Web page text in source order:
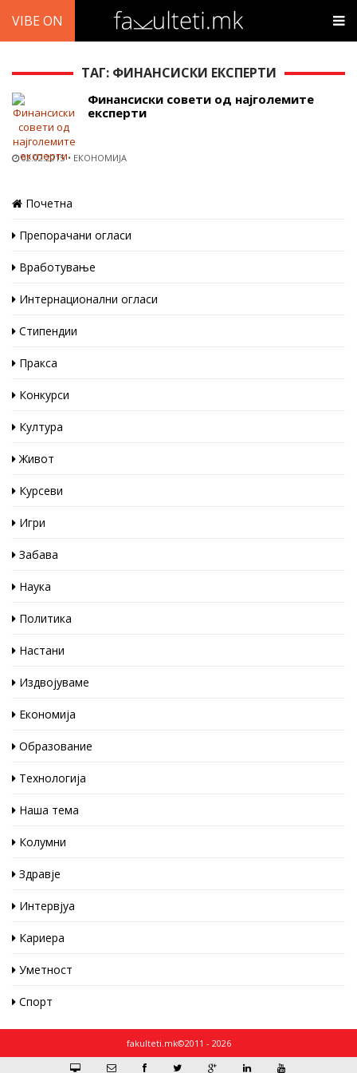
VIBE ON
ТАГ: ФИНАНСИСКИ ЕКСПЕРТИ
Финансиски совети од најголемите
експерти
02.02.2015 ЕКОНОМИЈА
Почетна
Препорачани огласи
Вработување
Интернационални огласи
Стипендии
Пракса
Конкурси
Култура
Живот
Курсеви
Игри
Забава
Наука
Политика
Настани
Издвојуваме
Економија
Образование
Технологија
Наша тема
Колумни
Здравје
Интервјуа
Кариера
Уметност
Спорт
fakulteti.mk©2011 - 2026